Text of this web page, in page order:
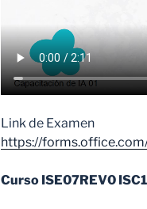
Link de Examen
https://
Curso ISE07REV0